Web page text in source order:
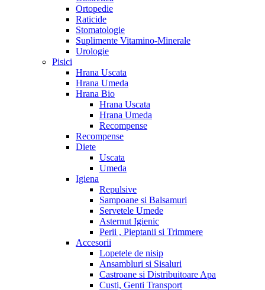
Ortopedie
Raticide
Stomatologie
Suplimente Vitamino-Minerale
Urologie
Pisici
Hrana Uscata
Hrana Umeda
Hrana Bio
Hrana Uscata
Hrana Umeda
Recompense
Recompense
Diete
Uscata
Umeda
Igiena
Repulsive
Sampoane si Balsamuri
Servetele Umede
Asternut Igienic
Perii , Pieptanii si Trimmere
Accesorii
Lopetele de nisip
Ansambluri si Sisaluri
Castroane si Distribuitoare Apa
Custi, Genti Transport